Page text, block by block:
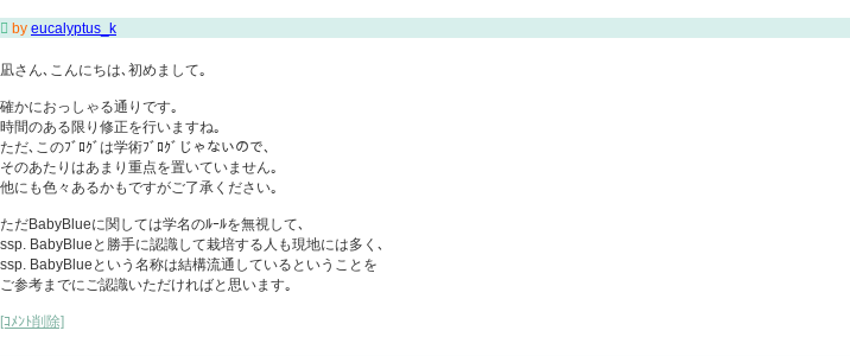
 by eucalyptus_k
凪さん､こんにちは､初めまして｡
確かにおっしゃる通りです｡
時間のある限り修正を行いますね｡
ただ､このﾌﾞﾛｸﾞは学術ﾌﾞﾛｸﾞじゃないので､
そのあたりはあまり重点を置いていません｡
他にも色々あるかもですがご了承ください｡
ただBabyBlueに関しては学名のﾙｰﾙを無視して､
ssp. BabyBlueと勝手に認識して栽培する人も現地には多く､
ssp. BabyBlueという名称は結構流通しているということを
ご参考までにご認識いただければと思います｡
[ｺﾒﾝﾄ削除]